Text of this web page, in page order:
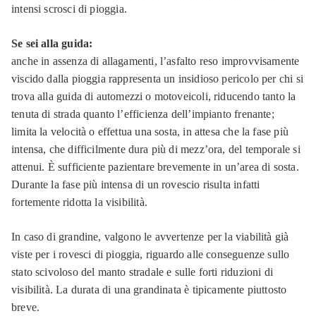
intensi scrosci di pioggia.
Se sei alla guida:
anche in assenza di allagamenti, l’asfalto reso improvvisamente
viscido dalla pioggia rappresenta un insidioso pericolo per chi si
trova alla guida di automezzi o motoveicoli, riducendo tanto la
tenuta di strada quanto l’efficienza dell’impianto frenante;
limita la velocità o effettua una sosta, in attesa che la fase più
intensa, che difficilmente dura più di mezz’ora, del temporale si
attenui. È sufficiente pazientare brevemente in un’area di sosta.
Durante la fase più intensa di un rovescio risulta infatti
fortemente ridotta la visibilità.
In caso di grandine, valgono le avvertenze per la viabilità già
viste per i rovesci di pioggia, riguardo alle conseguenze sullo
stato scivoloso del manto stradale e sulle forti riduzioni di
visibilità. La durata di una grandinata è tipicamente piuttosto
breve.